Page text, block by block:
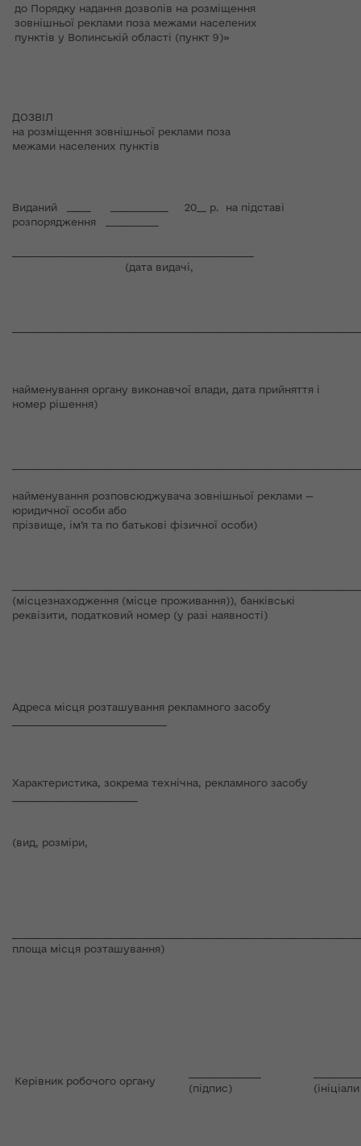
до Порядку надання дозволів на розміщення
зовнішньої реклами поза межами населених
пунктів у Волинській області (пункт 9)»
ДОЗВІЛ
на розміщення зовнішньої реклами поза
межами населених пунктів
Виданий _____ ____________ 20__ р. на підставі
розпорядження ___________
(дата видачі,
найменування органу виконавчої влади, дата прийняття і
номер рішення)
найменування розповсюджувача зовнішньої реклами —
юридичної особи або
прізвище, ім’я та по батькові фізичної особи)
(місцезнаходження (місце проживання)), банківські
реквізити, податковий номер (у разі наявності)
Адреса місця розташування рекламного засобу
Характеристика, зокрема технічна, рекламного засобу
(вид, розміри,
площа місця розташування)
Керівник робочого органу
(підпис)